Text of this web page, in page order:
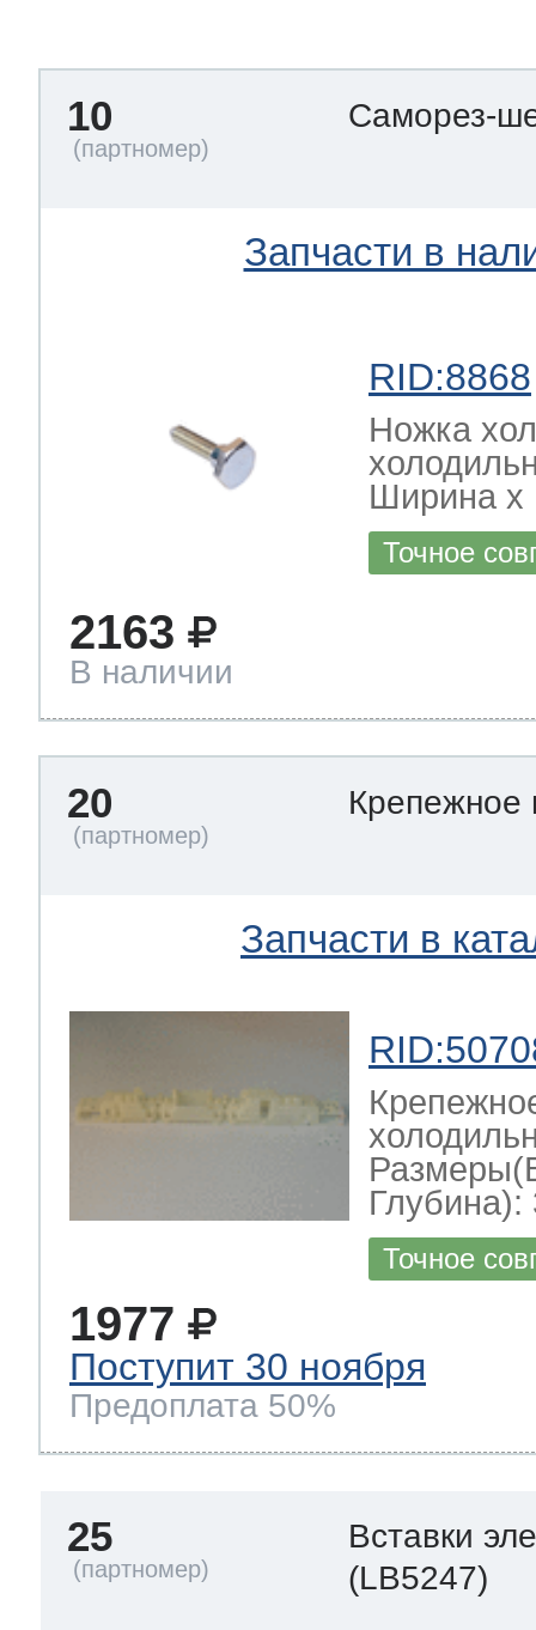
10 Саморез-
Запчасти в
RID:8868
Ножка
Ширина х
Точное
2163
В наличии
20 Крепежное
Запчасти в
Глубина):
Точное
1977
Поступит 30 ноября
Предоплата 50%
25
Вставки
(LB5247)